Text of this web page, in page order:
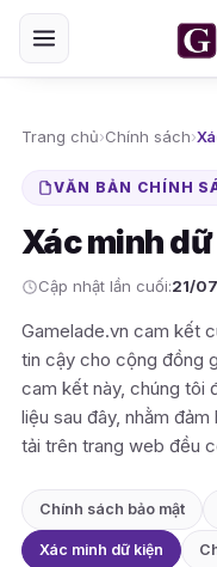
Trang chủ›Chính sách›
VĂN BẢN CHÍNH
Xác minh
Cập nhật lần cuối:21/
Gamelade.vn cam kết
tin cậy cho cộng đồng
cam kết này, chúng tôi
liệu sau đây, nhằm
tải trên trang web đều
Chính sách bảo mật
Xác minh dữ kiện